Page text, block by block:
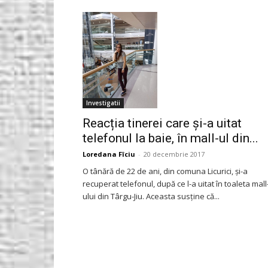
Investigatii
Reacția tinerei care și-a uitat
telefonul la baie, în mall-ul din...
Loredana Fîciu - 20 decembrie 2017
O tânără de 22 de ani, din comuna Licurici, și-a
recuperat telefonul, după ce l-a uitat în toaleta
ului din Târgu-Jiu. Aceasta susține că...